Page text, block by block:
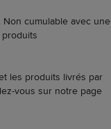
cumulable avec une
les produits livrés par
vous sur notre page